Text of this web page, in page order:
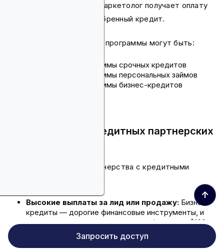
кредит, и партнерский маркетолог получает оплату
либо за лид, либо за одобренный кредит.
Кредитные партнерские программы могут быть:
Партнерские программы срочных кредитов
Партнерские программы персональных займов
Партнерские программы бизнес-кредитов
Преимущества кредитных партнерских
Вот преимущества партнерства с кредитными
Высокие выплаты за лид или продажу: Бизнес-
кредиты — дорогие финансовые инструменты, и
всего за один лид вы можете заработать от $100
до $500. Комиссия за одобренный кредит может
даже достигать $1,000 или более.
↑
Запросить доступ